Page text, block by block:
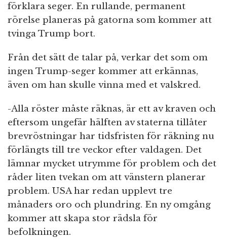
förklara seger. En rullande, permanent
rörelse planeras på gatorna som kommer att
tvinga Trump bort.
Från det sätt de talar på, verkar det som om
ingen Trump-seger kommer att erkännas,
även om han skulle vinna med et valskred.
-Alla röster måste räknas, är ett av kraven och
eftersom ungefär hälften av staterna tillåter
brevröstningar har tidsfristen för räkning nu
förlängts till tre veckor efter valdagen. Det
lämnar mycket utrymme för problem och det
råder liten tvekan om att vänstern planerar
problem. USA har redan upplevt tre
månaders oro och plundring. En ny omgång
kommer att skapa stor rädsla för
befolkningen.